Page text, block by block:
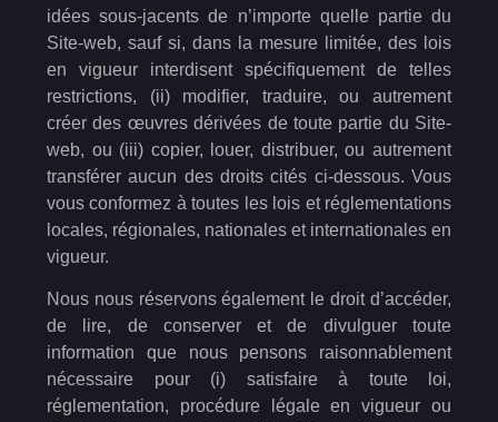
idées sous-jacents de n’importe quelle partie du
Site-web, sauf si, dans la mesure limitée, des lois
en vigueur interdisent spécifiquement de telles
restrictions, (ii) modifier, traduire, ou autrement
créer des œuvres dérivées de toute partie du Site-
web, ou (iii) copier, louer, distribuer, ou autrement
transférer aucun des droits cités ci-dessous. Vous
vous conformez à toutes les lois et réglementations
locales, régionales, nationales et internationales en
vigueur.
Nous nous réservons également le droit d’accéder,
de lire, de conserver et de divulguer toute
information que nous pensons raisonnablement
nécessaire pour (i) satisfaire à toute loi,
réglementation, procédure légale en vigueur ou